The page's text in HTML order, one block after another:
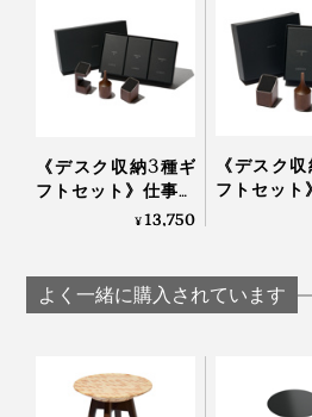
「メガネを掛けたり置いたり
place（メガネ置き）」が便利
んとしまっておけて、朝起きた
なケースが欲しい」
「しまっておく時間のほうが長
必要な時は、すぐに出せるし」
でも、やっぱり、自分たちの仕
らいたいし、買ってくれた人の
その思いから、自社でのもの
年に、『M.SCOOP』が誕生し
《デスク収納3種ギ
フトセット》仕事の
道具を整理整頓！木
｜M.SCOOP
¥13,750
《デスク
フトセット
道具を整
｜M.SCOOP
よく一緒に購入されています